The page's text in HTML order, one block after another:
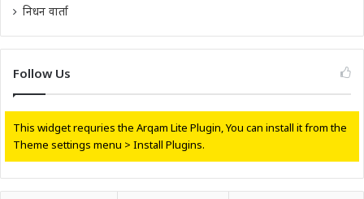
निधन वार्ता
Follow Us
This widget requries the Arqam Lite Plugin, You can install it from the
Theme settings menu > Install Plugins.